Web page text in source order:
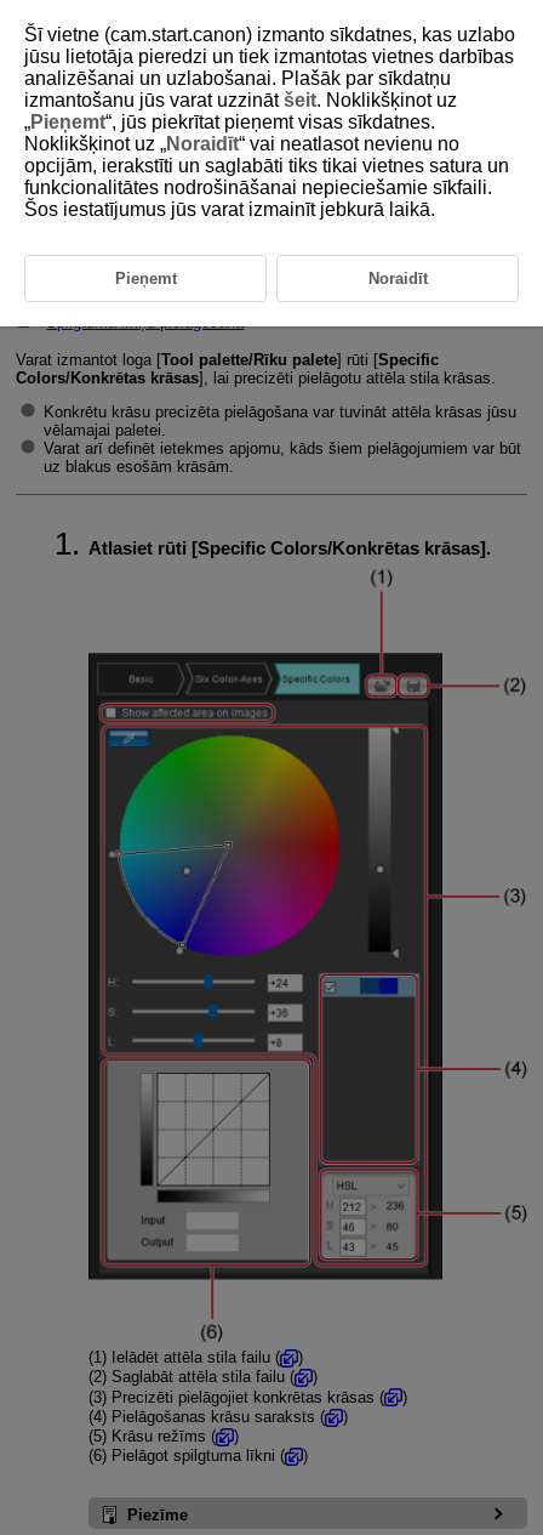
D238-016
Konkrētu krāsu precizēta
pielāgošana
Krāsu režīmi
Varat izmantot loga [Tool palette/Rīku palete] rūti [Specific
Colors/Konkrētas krāsas], lai precizēti pielāgotu attēla stila krāsas.
Konkrētu krāsu precizēta pielāgošana var tuvināt attēla krāsas jūsu
vēlamajai paletei.
Varat arī definēt ietekmes apjomu, kāds šiem pielāgojumiem var būt
uz blakus esošām krāsām.
Atlasiet rūti [Specific Colors/Konkrētas krāsas].
(1)Ielādēt attēla stila failu (
)
(2)Saglabāt attēla stila failu (
)
(3)Precizēti pielāgojiet konkrētas krāsas (
)
(4)Pielāgošanas krāsu saraksts (
)
(5)Krāsu režīms (
)
(6)Pielāgot spilgtuma līkni ( )
Piezīme
Šī vietne (cam.start.canon) izmanto sīkdatnes, kas uzlabo
jūsu lietotāja pieredzi un tiek izmantotas vietnes darbības
analizēšanai un uzlabošanai. Plašāk par sīkdatņu
izmantošanu jūs varat uzzinātšeit. Noklikšķinot uz
„Pieņemt“, jūs piekrītat pieņemt visas sīkdatnes.
Noklikšķinot uz „Noraidīt“ vai neatlasot nevienu no
opcijām, ierakstīti un saglabāti tiks tikai vietnes satura un
funkcionalitātes nodrošināšanai nepieciešamie sīkfaili.
Šos iestatījumus jūs varat izmainīt jebkurā laikā.
Pieņemt Noraidīt